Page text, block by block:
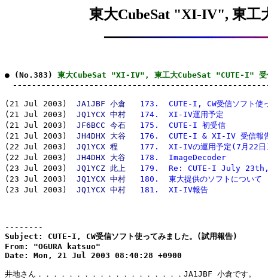
東大CubeSat "XI-IV", 東工
● (No.383) 東大CubeSat "XI-IV", 東工大CubeSat "CUTE-I" 受
(21 Jul 2003) JA1JBF 小倉
173.  CUTE-I, CW受信ソフト使
(21 Jul 2003) JQ1YCX 中村
174.  XI-IV運用予定
(21 Jul 2003) JF6BCC 今石
175.  CUTE-I 初受信
(21 Jul 2003) JH4DHX 大谷
176.  CUTE-I & XI-IV 受信報
(22 Jul 2003) JQ1YCX 程
177.  XI-IVの運用予定(7月22
(22 Jul 2003) JH4DHX 大谷
178.  ImageDecoder
(23 Jul 2003) JQ1YCZ 此上
179.  Re: CUTE-I July
(23 Jul 2003) JQ1YCX 中村
180.  東大提供のソフトについて
(23 Jul 2003) JQ1YCX 中村 181.  XI-IV報告
--------
Subject: CUTE-I, CW受信ソフト使ってみました。(試用報告)
From: "OGURA katsuo"
Date: Mon, 21 Jul 2003 08:40:28 +0900
井地さん．．．．．．．．．．．．．．．．．．．JA1JBF 小倉です。